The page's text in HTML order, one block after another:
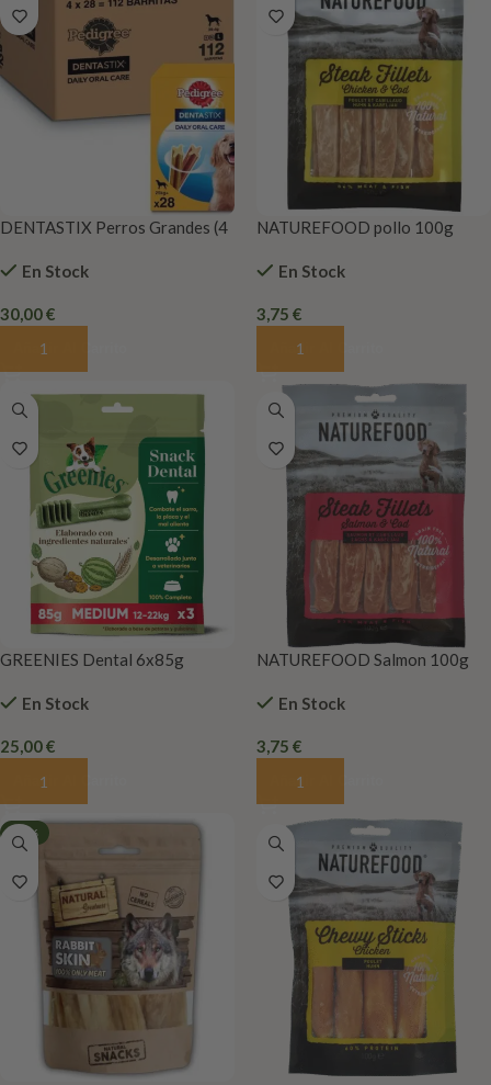
DENTASTIX Perros Grandes (4
En Stock
30,00€
Añadir Al Carrito
NATUREFOOD pollo 100g
En Stock
3,75 €
Añadir Al Carrito
GREENIES Dental 6x85g
En Stock
25,00€
Añadir Al Carrito
NATUREFOOD Salmon 100g
En Stock
3,75 €
Añadir Al Carrito
-10%